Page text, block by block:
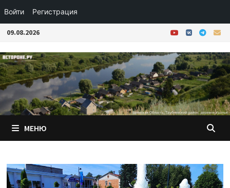
Войти Регистрация
Перейти
содержимому
09.08.2026
МЕНЮ